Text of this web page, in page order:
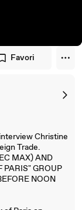
Favori
Christine
Trade.
MAX) AND
PARIS" GROUP
NOON